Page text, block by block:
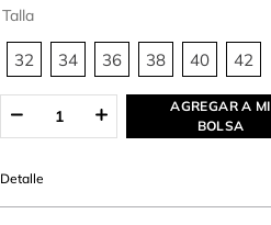
Talla
32 34 36 38 40 42
AGREGAR A MI
BOLSA
Detalle